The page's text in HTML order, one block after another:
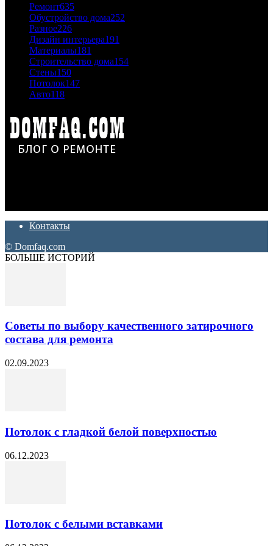
Ремонт635
Обустройство дома252
Разное226
Дизайн интерьера191
Материалы181
Строительство дома154
Стены150
Потолок147
Авто118
Контакты
© Domfaq.com
БОЛЬШЕ ИСТОРИЙ
Советы по выбору качественного затирочного
состава для ремонта
02.09.2023
Потолок с гладкой белой поверхностью
06.12.2023
Потолок с белыми вставками